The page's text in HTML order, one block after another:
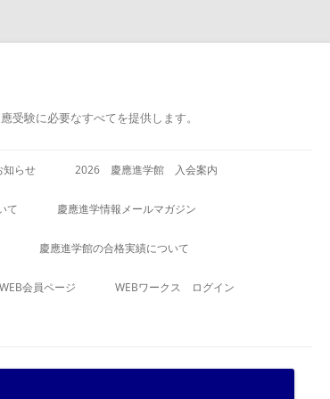
験に必要なすべてを提供します。
知らせ 2026 慶應進学館 入会案内
て 慶應進学情報メールマガジン
慶應進学館の合格実績について
WEB会員ページ WEBワークス ログイン